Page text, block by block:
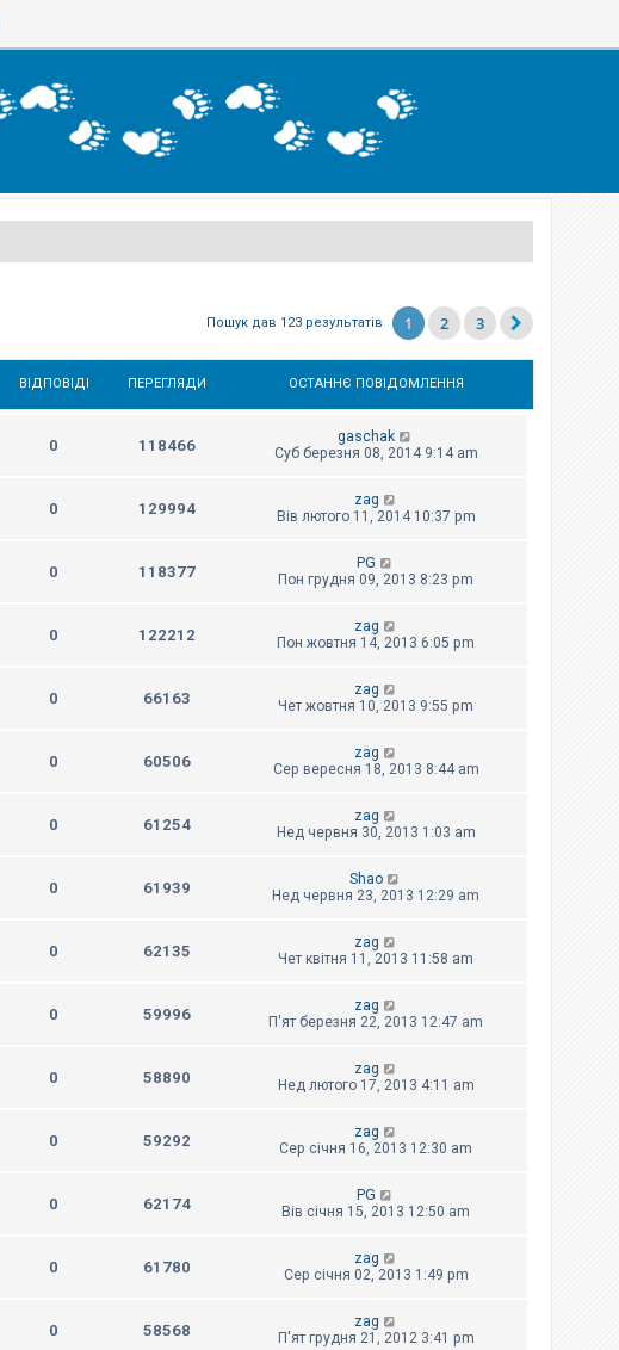
Пошук дав 123 результатів 1 2 3
ВІДПОВІДІ ПЕРЕГЛЯДИ ОСТАННЄ ПОВІДОМЛЕННЯ
0 118466
gaschak
Суб березня 08, 2014 9:14 am
0 129994
zag
Вів лютого 11, 2014 10:37 pm
0 118377
PG
Пон грудня 09, 2013 8:23 pm
0 122212
zag
Пон жовтня 14, 2013 6:05 pm
0 66163
zag
Чет жовтня 10, 2013 9:55 pm
0 60506
zag
Сер вересня 18, 2013 8:44 am
0 61254
zag
Нед червня 30, 2013 1:03 am
0 61939
Shao
Нед червня 23, 2013 12:29 am
0 62135
zag
Чет квітня 11, 2013 11:58 am
0 59996
zag
П'ят березня 22, 2013 12:47 am
0 58890
zag
Нед лютого 17, 2013 4:11 am
0 59292
zag
Сер січня 16, 2013 12:30 am
0 62174
PG
Вів січня 15, 2013 12:50 am
0 61780
zag
Сер січня 02, 2013 1:49 pm
0 58568
zag
П'ят грудня 21, 2012 3:41 pm